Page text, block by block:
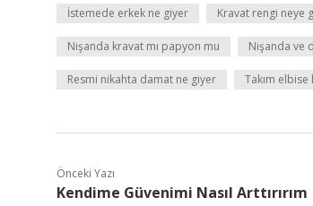
İstemede erkek ne giyer Kravat rengi neye
Nişanda kravat mı papyon mu Nişanda ve
Resmi nikahta damat ne giyer Takım elbise
Önceki Yazı
Kendime Güvenimi Nasıl Arttırırım